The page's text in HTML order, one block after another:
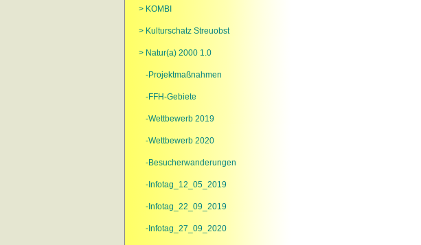
> KOMBI
> Kulturschatz Streuobst
> Natur(a) 2000 1.0
-Projektmaßnahmen
-FFH-Gebiete
-Wettbewerb 2019
-Wettbewerb 2020
-Besucherwanderungen
-Infotag_12_05_2019
-Infotag_22_09_2019
-Infotag_27_09_2020